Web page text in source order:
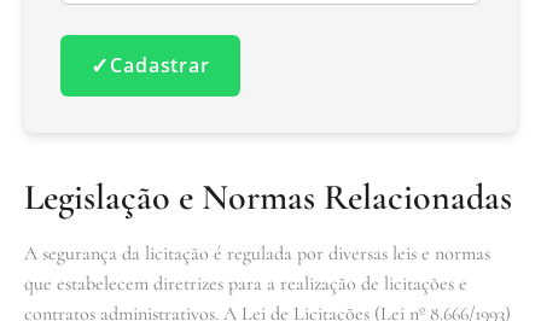
✓Cadastrar
Legislação e Normas Relacionadas
A segurança da licitação é regulada por diversas leis e normas
que estabelecem diretrizes para a realização de licitações e
contratos administrativos. A Lei de Licitações (Lei nº 8.666/1993)